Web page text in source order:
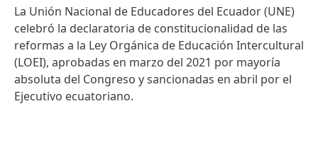
La Unión Nacional de Educadores del Ecuador (UNE)
celebró la declaratoria de constitucionalidad de las
reformas a la Ley Orgánica de Educación Intercultural
(LOEI), aprobadas en marzo del 2021 por mayoría
absoluta del Congreso y sancionadas en abril por el
Ejecutivo ecuatoriano.